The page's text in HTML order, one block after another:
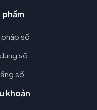
phẩm
pháp số
số
số
khoản